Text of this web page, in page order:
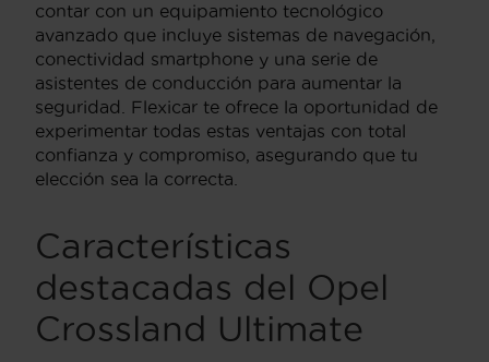
contar con un equipamiento tecnológico
avanzado que incluye sistemas de navegación,
conectividad smartphone y una serie de
asistentes de conducción para aumentar la
seguridad. Flexicar te ofrece la oportunidad de
experimentar todas estas ventajas con total
confianza y compromiso, asegurando que tu
elección sea la correcta.
Características
destacadas del Opel
Crossland Ultimate